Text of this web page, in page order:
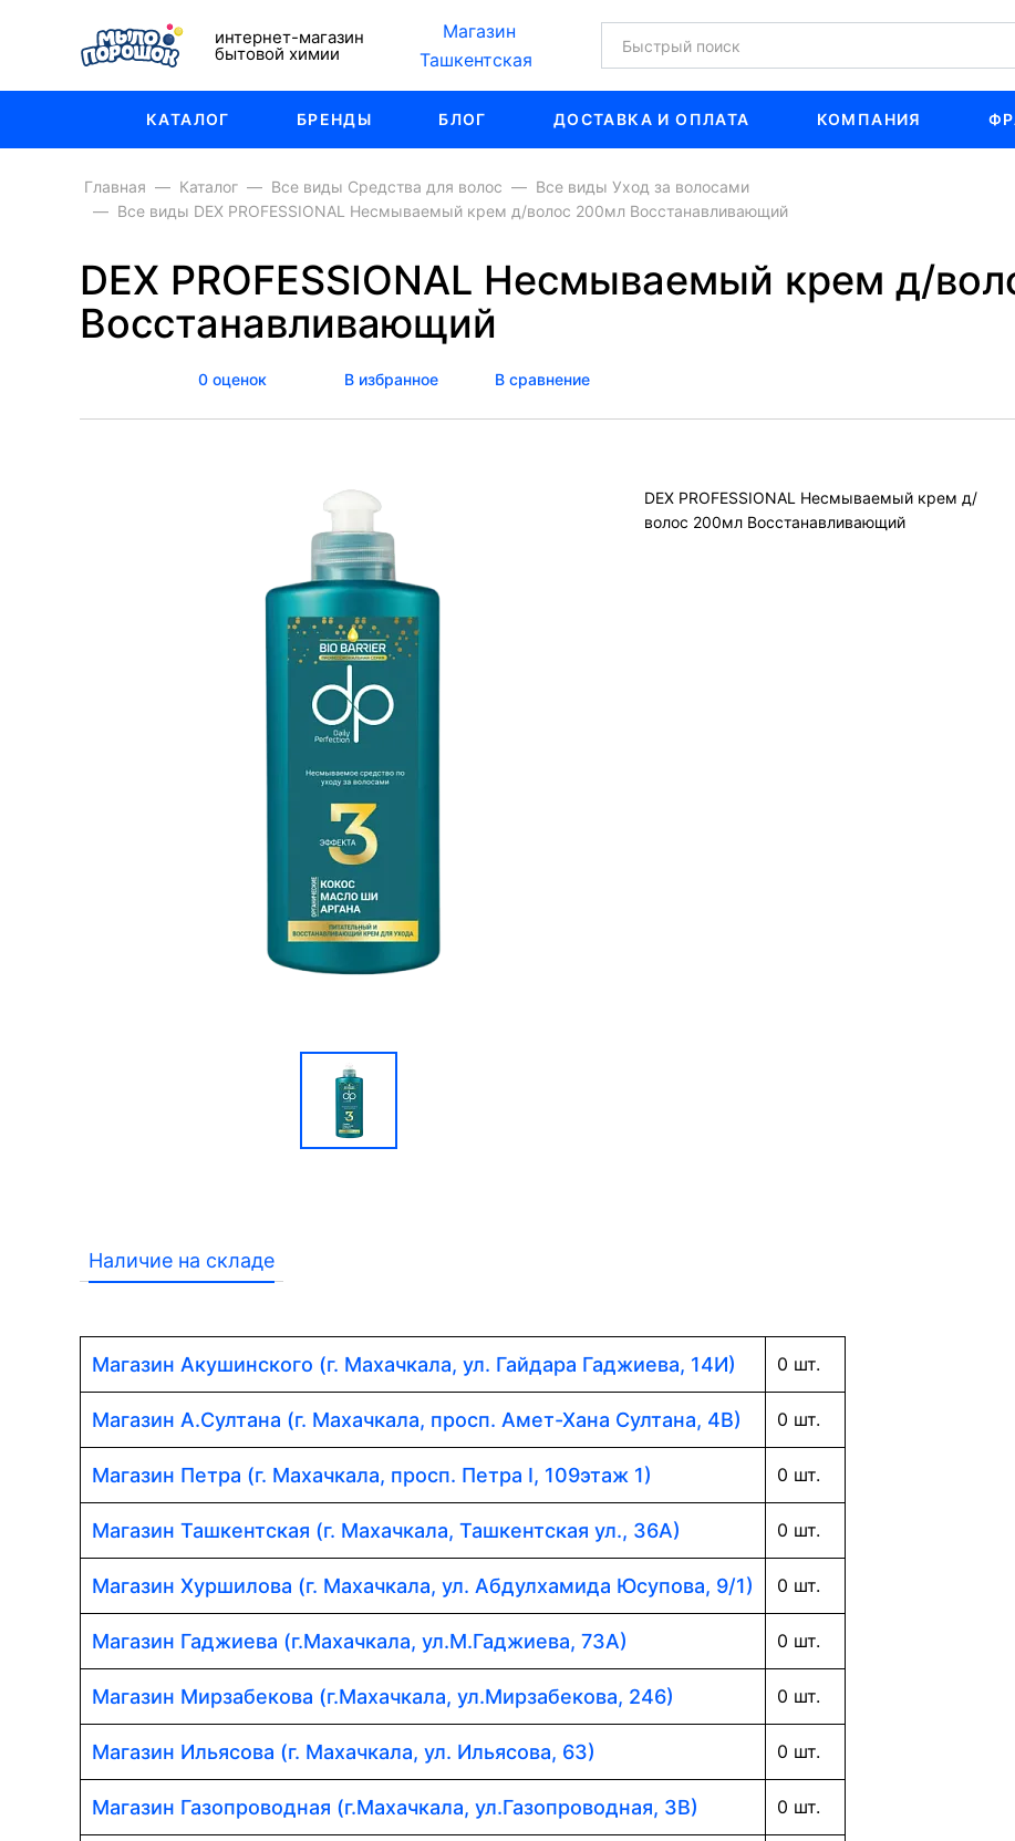
интернет-магазин
бытовой химии
Магазин
Ташкентская
КАТАЛОГ БРЕНДЫ БЛОГ ДОСТАВКА И ОПЛАТА КОМПАНИЯ
Главная Каталог Все виды Средства для волос
Все виды Уход за волосами
Все виды DEX PROFESSIONAL Несмываемый крем д/волос 200мл Восстанавливающий
DEX PROFESSIONAL Несмываемый крем д/
Восстанавливающий
0 оценок В избранное В сравнение
DEX PROFESSIONAL Несмываемый крем д/
волос 200мл Восстанавливающий
Наличие на складе
Магазин Акушинского (г. Махачкала, ул. Гайдара Гаджиева, 14И) 0 шт.
Магазин А.Султана (г. Махачкала, просп. Амет-Хана Султана, 4В) 0 шт.
Магазин Петра (г. Махачкала, просп. Петра I, 109этаж 1) 0 шт.
Магазин Ташкентская (г. Махачкала, Ташкентская ул., 36А) 0 шт.
Магазин Хуршилова (г. Махачкала, ул. Абдулхамида Юсупова, 9/1) 0 шт.
Магазин Гаджиева (г.Махачкала, ул.М.Гаджиева, 73А) 0 шт.
Магазин Мирзабекова (г.Махачкала, ул.Мирзабекова, 246) 0 шт.
Магазин Ильясова (г. Махачкала, ул. Ильясова, 63) 0 шт.
Магазин Газопроводная (г.Махачкала, ул.Газопроводная, 3В) 0 шт.